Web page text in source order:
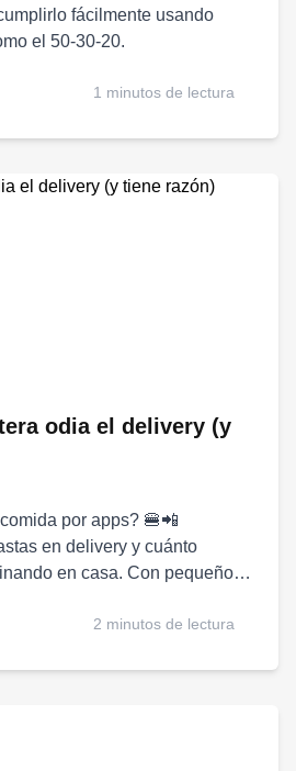
fácilmente usando
el 50-30-20.
1 minutos de lectura
odia el delivery (y
por apps? 🍔📲
en delivery y cuánto
en casa. Con pequeños
2 minutos de lectura